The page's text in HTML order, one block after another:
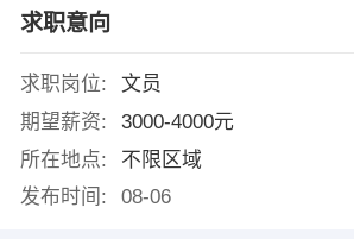
求职意向
求职岗位:
文员
期望薪资:
3000-4000元
所在地点:
不限区域
发布时间:
08-06